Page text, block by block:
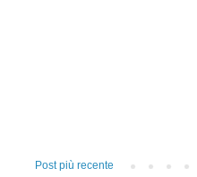
Post più recente